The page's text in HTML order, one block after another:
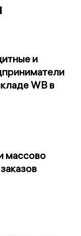
и
WB в
массово